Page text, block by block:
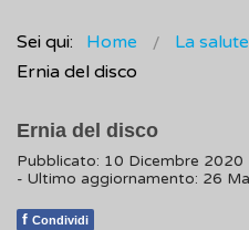
Sei qui: Home La
Ernia del disco
Ernia del disco
Pubblicato: 10 Dicembre 2020
- Ultimo aggiornamento: 26
f Condividi